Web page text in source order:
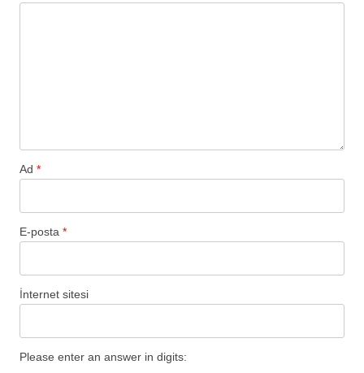
Ad *
E-posta *
İnternet sitesi
Please enter an answer in digits: